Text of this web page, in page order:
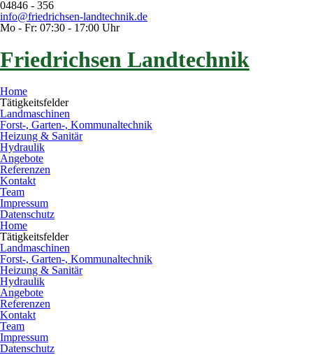
04846 - 356
info@friedrichsen-landtechnik.de
Mo - Fr: 07:30 - 17:00 Uhr
Friedrichsen Landtechnik
Home
Tätigkeitsfelder
Landmaschinen
Forst-, Garten-, Kommunaltechnik
Heizung & Sanitär
Hydraulik
Angebote
Referenzen
Kontakt
Team
Impressum
Datenschutz
Home
Tätigkeitsfelder
Landmaschinen
Forst-, Garten-, Kommunaltechnik
Heizung & Sanitär
Hydraulik
Angebote
Referenzen
Kontakt
Team
Impressum
Datenschutz